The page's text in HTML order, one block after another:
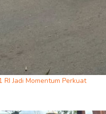
Jadi Momentum Perkuat